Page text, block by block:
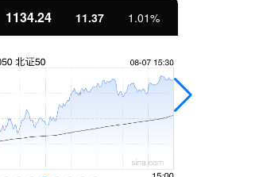
1134.24 11.37 1.01%